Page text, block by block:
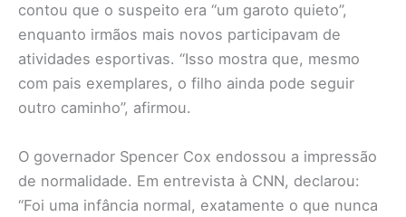
contou que o suspeito era “um garoto quieto”,
enquanto irmãos mais novos participavam de
atividades esportivas. “Isso mostra que, mesmo
com pais exemplares, o filho ainda pode seguir
outro caminho”, afirmou.
O governador Spencer Cox endossou a impressão
de normalidade. Em entrevista à CNN, declarou:
“Foi uma infância normal, exatamente o que nunca